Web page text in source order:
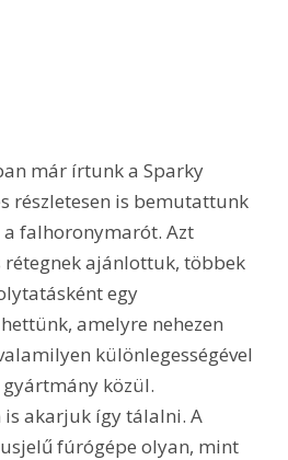
már írtunk a Sparky
részletesen is bemutattunk
a falhoronymarót. Azt
rétegnek ajánlottuk, többek
egy
amelyre nehezen
különlegességével
közül.
akarjuk így tálalni. A
fúrógépe olyan, mint